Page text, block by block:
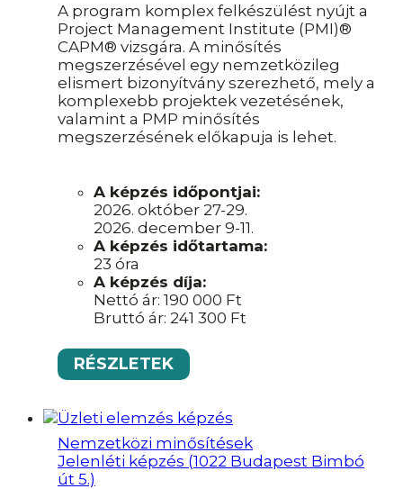
A program komplex felkészülést nyújt a
Project Management Institute (PMI)®
CAPM® vizsgára. A minősítés
megszerzésével egy nemzetközileg
elismert bizonyítvány szerezhető, mely a
komplexebb projektek vezetésének,
valamint a PMP minősítés
megszerzésének előkapuja is lehet.
A képzés időpontjai:
2026. október 27-29.
2026. december 9-11.
A képzés időtartama:
23 óra
A képzés díja:
Nettó ár: 190 000 Ft
Bruttó ár: 241 300 Ft
RÉSZLETEK
Nemzetközi minősítések
Jelenléti képzés (1022 Budapest Bimbó
út 5.)